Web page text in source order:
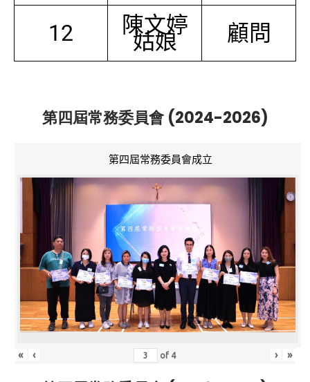
12 陳文婷
姑娘 顧問
第四屆常務委員會 (2024-2026)
第四屆常務委員會成立
« ‹ of 4 › »